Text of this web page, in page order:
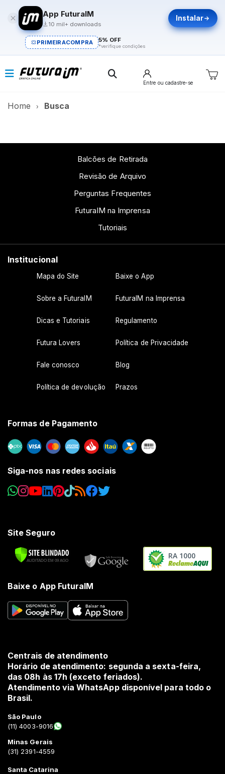
App FuturaIM
10 mil+ downloads
Instalar
PRIMEIRACOMPRA 5% OFF
*verifique condições
Entre ou cadastre-se
Home Busca
Balcões de Retirada
Revisão de Arquivo
Perguntas Frequentes
FuturaIM na Imprensa
Tutoriais
Institucional
Mapa do Site Baixe o App
Sobre a FuturaIM FuturaIM na Imprensa
Dicas e Tutoriais Regulamento
Futura Lovers Política de Privacidade
Fale conosco Blog
Política de devolução Prazos
Formas de Pagamento
Siga-nos nas redes sociais
Site Seguro
RA 1000
Baixe o App FuturaIM
Centrais de atendimento
Horário de atendimento: segunda a sexta-feira,
das 08h às 17h (exceto feriados).
Atendimento via WhatsApp disponível para todo o
Brasil.
São Paulo
(11) 4003-9016
Minas Gerais
(31) 2391-4559
Santa Catarina